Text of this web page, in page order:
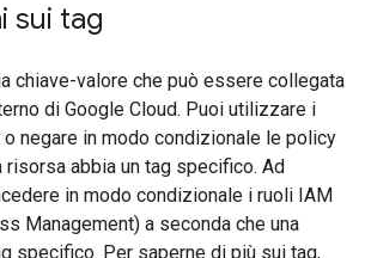
sui tag
chiave-valore che può essere collegata
di Google Cloud. Puoi utilizzare i
negare in modo condizionale le policy
risorsa abbia un tag specifico. Ad
in modo condizionale i ruoli IAM
Management) a seconda che una
specifico. Per saperne di più sui tag,